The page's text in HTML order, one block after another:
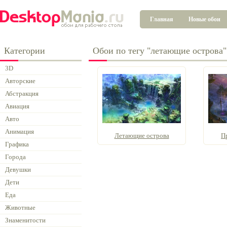
Главная Новые обои
Категории
3D
Авторские
Абстракция
Авиация
Авто
Анимация
Графика
Города
Девушки
Дети
Еда
Животные
Знаменитости
Обои по тегу "летающие острова"
Летающие острова